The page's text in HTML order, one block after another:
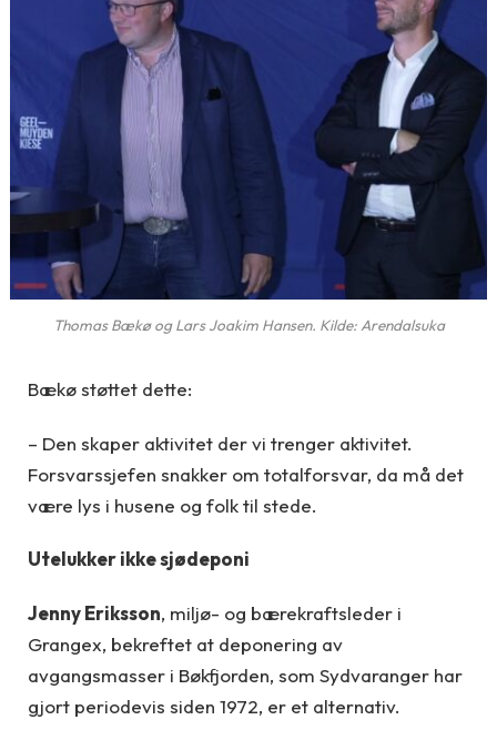
Thomas Bækø og Lars Joakim Hansen. Kilde: Arendalsuka
Bækø støttet dette:
– Den skaper aktivitet der vi trenger aktivitet.
Forsvarssjefen snakker om totalforsvar, da må det
være lys i husene og folk til stede.
Utelukker ikke sjødeponi
Jenny Eriksson, miljø- og bærekraftsleder i
Grangex, bekreftet at deponering av
avgangsmasser i Bøkfjorden, som Sydvaranger har
gjort periodevis siden 1972, er et alternativ.